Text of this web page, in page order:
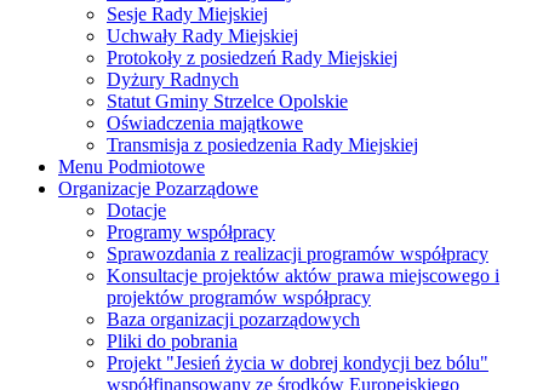
Sesje Rady Miejskiej
Uchwały Rady Miejskiej
Protokoły z posiedzeń Rady Miejskiej
Dyżury Radnych
Statut Gminy Strzelce Opolskie
Oświadczenia majątkowe
Transmisja z posiedzenia Rady Miejskiej
Menu Podmiotowe
Organizacje Pozarządowe
Dotacje
Programy współpracy
Sprawozdania z realizacji programów współpracy
Konsultacje projektów aktów prawa miejscowego i
projektów programów współpracy
Baza organizacji pozarządowych
Pliki do pobrania
Projekt "Jesień życia w dobrej kondycji bez bólu"
współfinansowany ze środków Europejskiego